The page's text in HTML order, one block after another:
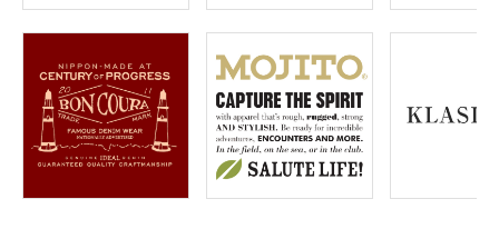
meeting_room ログイン 会員登録